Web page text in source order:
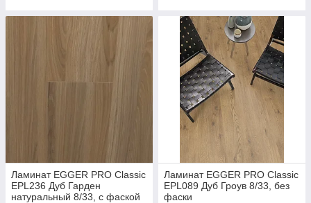
Ламинат EGGER PRO Classic
EPL236 Дуб Гарден
натуральный 8/33, с фаской
Ламинат EGGER PRO Classic
EPL089 Дуб Гроув 8/33, без
фаски